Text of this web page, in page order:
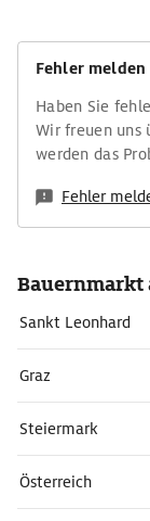
Fehler melden
Haben Sie
Wir freuen uns
werden das
Fehler
Bauernmarkt
Sankt Leonhard
Graz
Steiermark
Österreich